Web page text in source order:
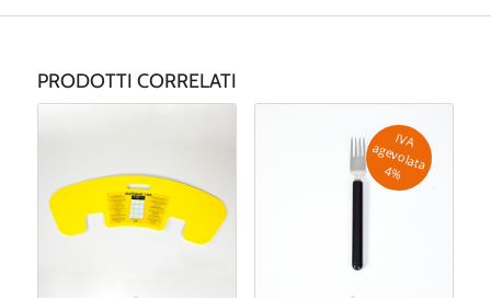
PRODOTTI CORRELATI
IV
A
a
g
e
v
o
la
ta
4
%